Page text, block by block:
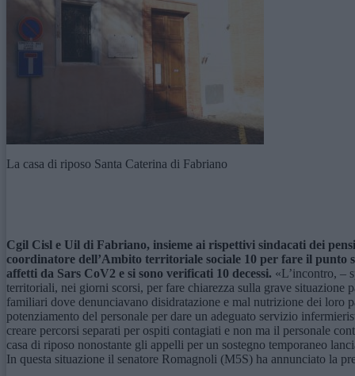
La casa di riposo Santa Caterina di Fabriano
Cgil Cisl e Uil di Fabriano, insieme ai rispettivi sindacati dei
coordinatore dell’Ambito territoriale sociale 10 per fare il
affetti da Sars CoV2 e si sono verificati 10 decessi. «L’incontro, –
territoriali, nei giorni scorsi, per fare chiarezza sulla grave situazione
familiari dove denunciavano disidratazione e mal nutrizione dei
potenziamento del personale per dare un adeguato servizio
creare percorsi separati per ospiti contagiati e non ma il personale
casa di riposo nonostante gli appelli per un sostegno temporaneo
In questa situazione il senatore Romagnoli (M5S) ha annunciato la